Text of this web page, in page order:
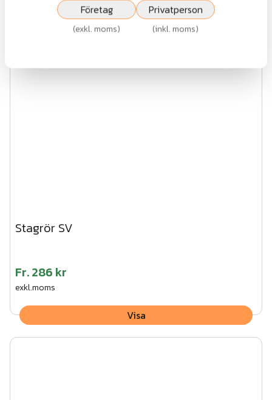
Visa
Stagrör SV
Fr.286 kr
exkl.moms
Visa
Företag
(exkl. moms)
Privatperson
(inkl. moms)